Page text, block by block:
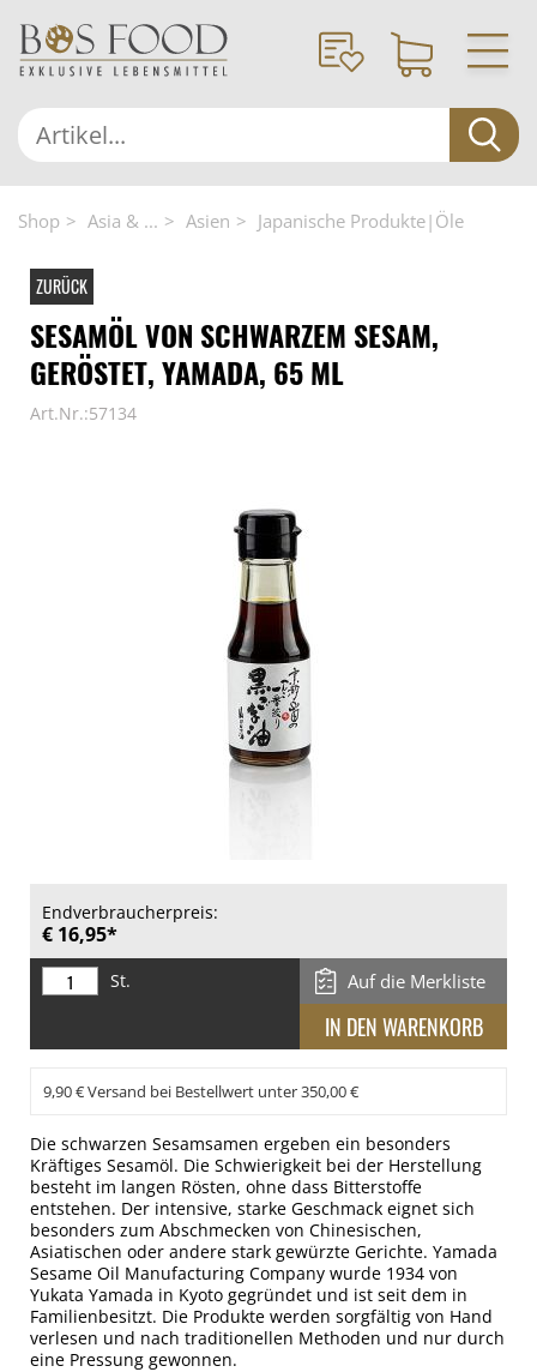
Shop Asia & ... Asien Japanische Produkte|Öle
ZURÜCK
SESAMÖL VON SCHWARZEM SESAM,
GERÖSTET, YAMADA, 65 ML
Art.Nr.:57134
Endverbraucherpreis:
€ 16,95*
St. Auf die Merkliste
9,90 € Versand bei Bestellwert unter 350,00 €
Die schwarzen Sesamsamen ergeben ein besonders
Kräftiges Sesamöl. Die Schwierigkeit bei der Herstellung
besteht im langen Rösten, ohne dass Bitterstoffe
entstehen. Der intensive, starke Geschmack eignet sich
besonders zum Abschmecken von Chinesischen,
Asiatischen oder andere stark gewürzte Gerichte. Yamada
Sesame Oil Manufacturing Company wurde 1934 von
Yukata Yamada in Kyoto gegründet und ist seit dem in
Familienbesitzt. Die Produkte werden sorgfältig von Hand
verlesen und nach traditionellen Methoden und nur durch
eine Pressung gewonnen.